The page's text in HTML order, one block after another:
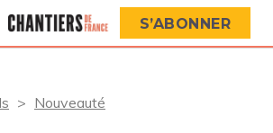
S’ABONNER
Nouveauté